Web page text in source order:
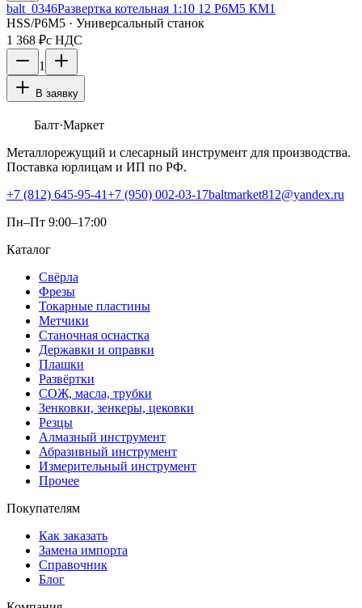
balt_0346Развертка котельная 1:10 12 Р6М5 КМ1
HSS/Р6М5 · Универсальный станок
1 368 ₽с НДС
1
В заявку
Балт·Маркет
Металлорежущий и слесарный инструмент для производства.
Поставка юрлицам и ИП по РФ.
+7 (812) 645-95-41+7 (950) 002-03-17baltmarket812@yandex.ru
Пн–Пт 9:00–17:00
Каталог
Свёрла
Фрезы
Токарные пластины
Метчики
Станочная оснастка
Державки и оправки
Плашки
Развёртки
СОЖ, масла, трубки
Зенковки, зенкеры, цековки
Резцы
Алмазный инструмент
Абразивный инструмент
Измерительный инструмент
Прочее
Покупателям
Как заказать
Замена импорта
Справочник
Блог